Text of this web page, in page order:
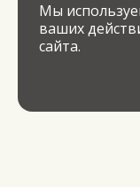
Мы
ваших
сайта.